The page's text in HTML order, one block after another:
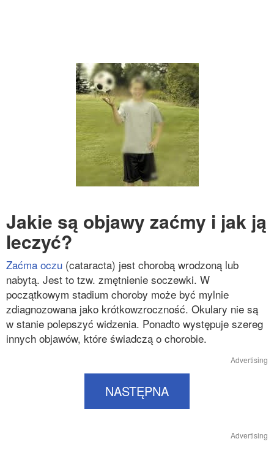
Jakie są objawy zaćmy i jak ją
leczyć?
Zaćma oczu (cataracta) jest chorobą wrodzoną lub
nabytą. Jest to tzw. zmętnienie soczewki. W
początkowym stadium choroby może być mylnie
zdiagnozowana jako krótkowzroczność. Okulary nie są
w stanie polepszyć widzenia. Ponadto występuje szereg
innych objawów, które świadczą o chorobie.
Advertising
NASTĘPNA
Advertising